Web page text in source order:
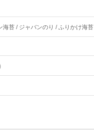
苔 / ジャバンのり / ふりかけ海苔